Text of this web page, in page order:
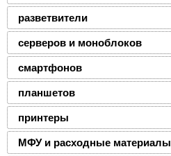
разветвители
серверов и моноблоков
смартфонов
планшетов
принтеры
МФУ и расходные материалы